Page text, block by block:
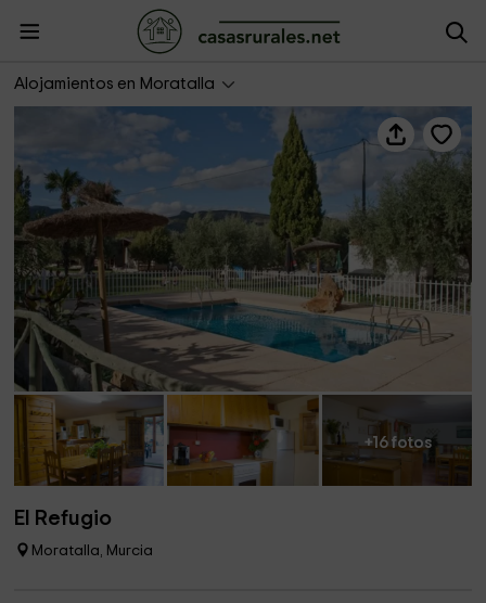
Alojamientos en Moratalla
+16 fotos
El Refugio
Moratalla, Murcia